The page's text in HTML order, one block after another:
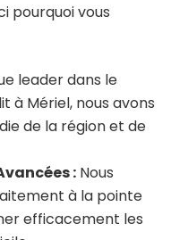
pourquoi vous
leader dans le
à Mériel, nous avons
de la région et de
: Nous
à la pointe
efficacement les